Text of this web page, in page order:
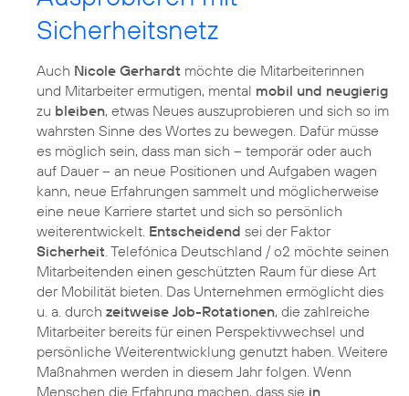
Sicherheitsnetz
Auch Nicole Gerhardt möchte die Mitarbeiterinnen
und Mitarbeiter ermutigen, mental mobil und neugierig
zu bleiben, etwas Neues auszuprobieren und sich so im
wahrsten Sinne des Wortes zu bewegen. Dafür müsse
es möglich sein, dass man sich – temporär oder auch
auf Dauer – an neue Positionen und Aufgaben wagen
kann, neue Erfahrungen sammelt und möglicherweise
eine neue Karriere startet und sich so persönlich
weiterentwickelt. Entscheidend sei der Faktor
Sicherheit. Telefónica Deutschland / o2 möchte seinen
Mitarbeitenden einen geschützten Raum für diese Art
der Mobilität bieten. Das Unternehmen ermöglicht dies
u. a. durch zeitweise Job-Rotationen, die zahlreiche
Mitarbeiter bereits für einen Perspektivwechsel und
persönliche Weiterentwicklung genutzt haben. Weitere
Maßnahmen werden in diesem Jahr folgen. Wenn
Menschen die Erfahrung machen, dass sie in